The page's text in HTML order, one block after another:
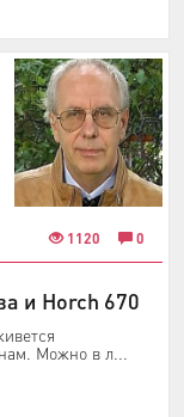
1120 0
и Horch 670
Можно в л...